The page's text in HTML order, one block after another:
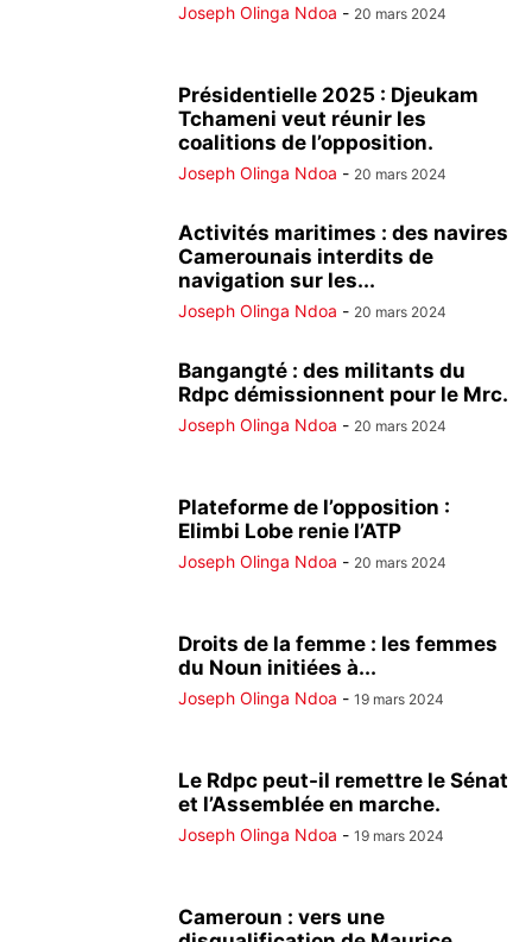
Joseph Olinga Ndoa - 20 mars 2024
Présidentielle 2025 : Djeukam
Tchameni veut réunir les
coalitions de l’opposition.
Joseph Olinga Ndoa - 20 mars 2024
Activités maritimes : des navires
Camerounais interdits de
navigation sur les...
Joseph Olinga Ndoa - 20 mars 2024
Bangangté : des militants du
Rdpc démissionnent pour le Mrc.
Joseph Olinga Ndoa - 20 mars 2024
Plateforme de l’opposition :
Elimbi Lobe renie l’ATP
Joseph Olinga Ndoa - 20 mars 2024
Droits de la femme : les femmes
du Noun initiées à...
Joseph Olinga Ndoa - 19 mars 2024
Le Rdpc peut-il remettre le Sénat
et l’Assemblée en marche.
Joseph Olinga Ndoa - 19 mars 2024
Cameroun : vers une